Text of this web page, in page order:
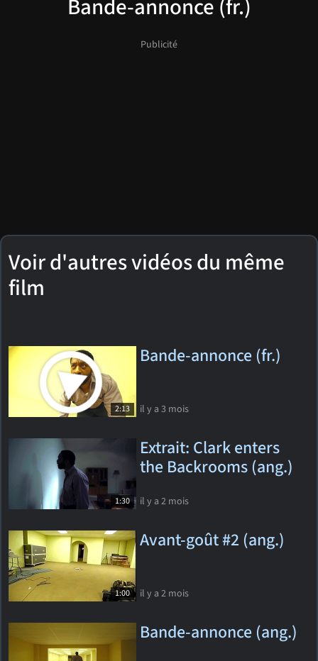
Bande-annonce (fr.)
Voir d'autres vidéos du même
film
2:13
Bande-annonce (fr.)
il y a 3 mois
1:30
Extrait: Clark enters
the Backrooms (ang.)
il y a 2 mois
1:00
Avant-goût #2 (ang.)
il y a 2 mois
Bande-annonce (ang.)